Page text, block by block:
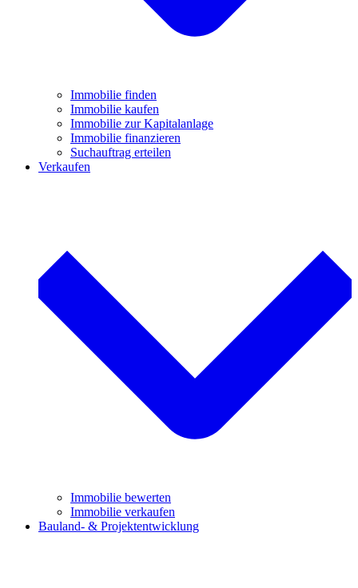
Immobilie finden
Immobilie kaufen
Immobilie zur Kapitalanlage
Immobilie finanzieren
Suchauftrag erteilen
Verkaufen
Immobilie bewerten
Immobilie verkaufen
Bauland- & Projektentwicklung